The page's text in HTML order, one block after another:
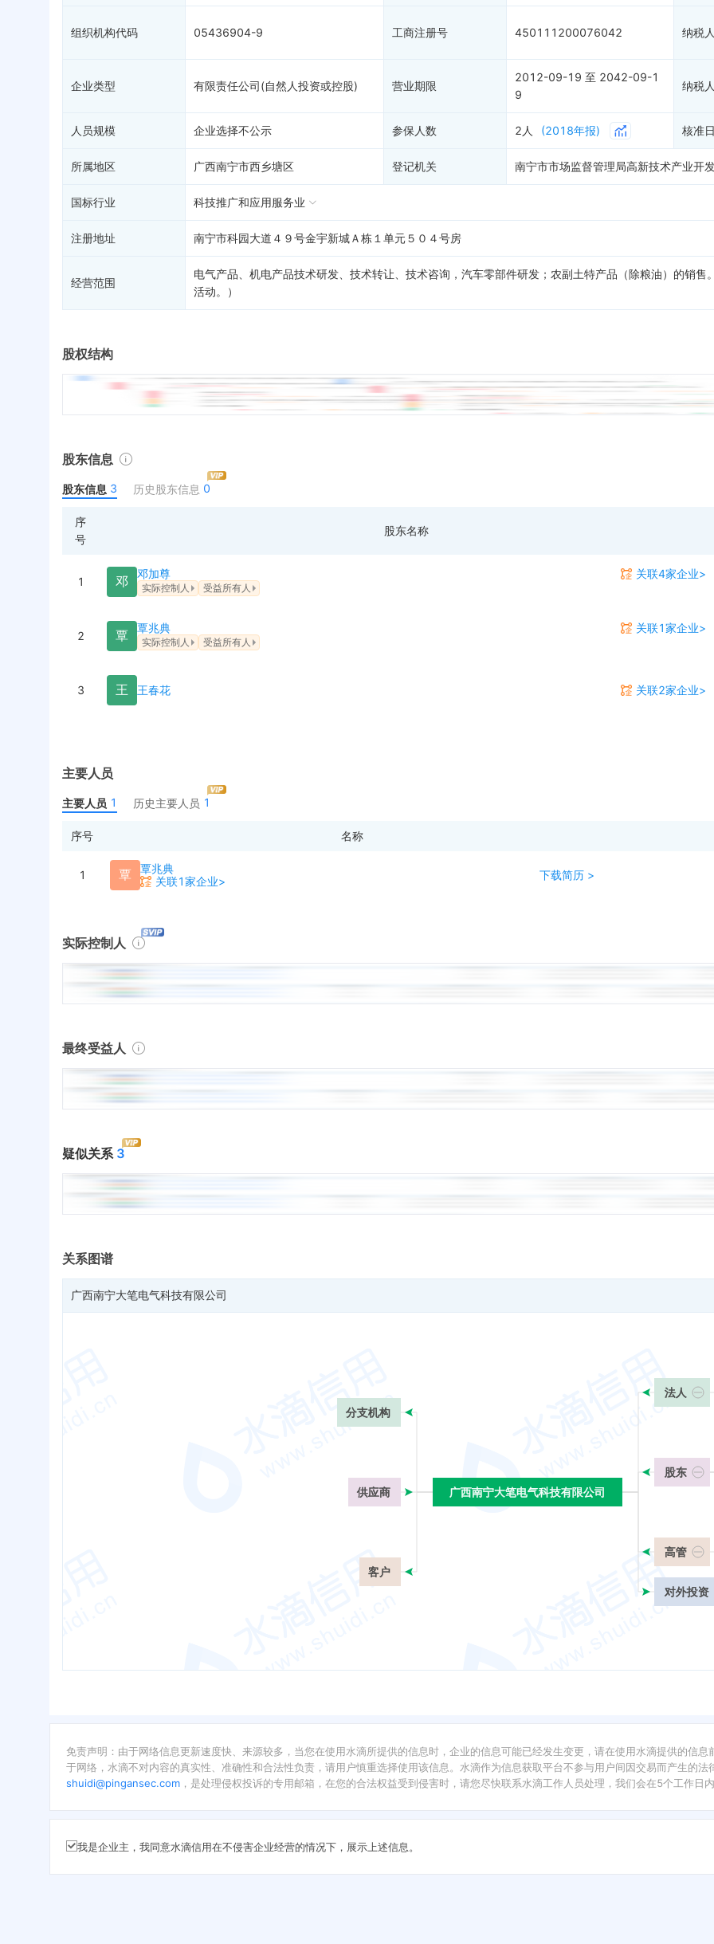
客户
组织机构代码 05436904-9 工商注册号 450111200076042 纳税
企业类型 有限责任公司(自然人投资或控股) 营业期限
2012-09-19 至 2042-09-1
9
纳税
人员规模 企业选择不公示 参保人数 2人 (2018年报) 核准
所属地区 广西南宁市西乡塘区 登记机关 南宁市市场监督管理局高新技术产业开
国标行业 科技推广和应用服务业
注册地址 南宁市科园大道４９号金宇新城Ａ栋１单元５０４号房
经营范围
电气产品、机电产品技术研发、技术转让、技术咨询，汽车零部件研发；农副土特产品（除粮油）的销
活动。）
股权结构
股东信息
股东信息 3 历史股东信息 0
序
号
股东名称
1 邓
邓加尊 关联4家企业>
实际控制人 受益所有人
2 覃
覃兆典 关联1家企业>
实际控制人 受益所有人
3 王 王春花 关联2家企业>
主要人员
主要人员 1 历史主要人员 1
序号 名称
1 覃
覃兆典
关联1家企业>
下载简历 >
实际控制人
最终受益人
疑似关系 3
关系图谱
广西南宁大笔电气科技有限公司
广西南宁大笔电气科技有限公司
分支机构
供应商
客户
广西南宁大笔电气科技有限公司
法人
股东
高管
对外投资
免责声明：由于网络信息更新速度快、来源较多，当您在使用水滴所提供的信息时，企业的信息可能已经发生变更，请在使用水滴提供的信
于网络，水滴不对内容的真实性、准确性和合法性负责，请用户慎重选择使用该信息。水滴作为信息获取平台不参与用户间因交易而产生的
shuidi@pingansec.com ，是处理侵权投诉的专用邮箱，在您的合法权益受到侵害时，请您尽快联系水滴工作人员处理，我们会在5个工作日
我是企业主，我同意水滴信用在不侵害企业经营的情况下，展示上述信息。